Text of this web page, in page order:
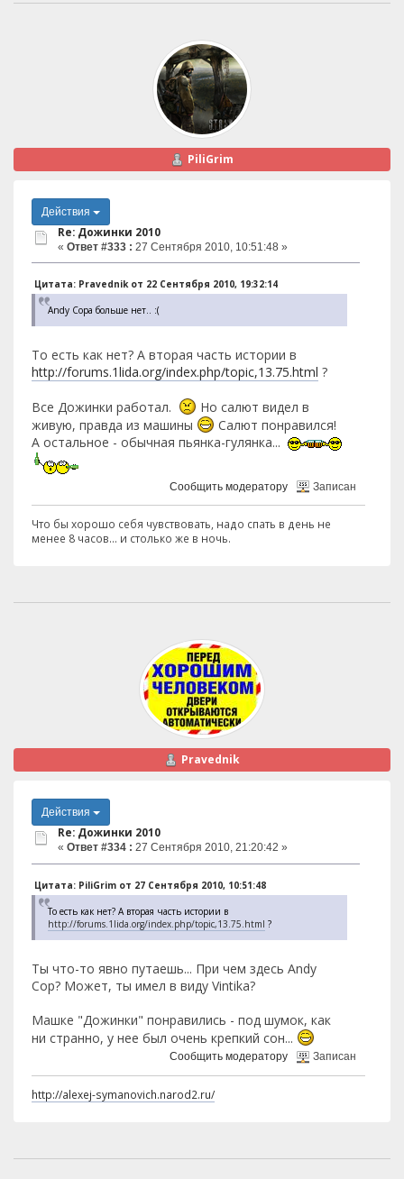
PiliGrim
Действия
Re: Дожинки 2010
« Ответ #333 : 27 Сентября 2010, 10:51:48 »
Цитата: Pravednik от 22 Сентября 2010, 19:32:14
Andy Copa больше нет.. :(
То есть как нет? А вторая часть истории в
http://forums.1lida.org/index.php/topic,13.75.html ?
Все Дожинки работал.
Но салют видел в
живую, правда из машины
Салют понравился!
А остальное - обычная пьянка-гулянка...
Сообщить модератору Записан
Что бы хорошо себя чувствовать, надо спать в день не
менее 8 часов... и столько же в ночь.
Pravednik
Действия
Re: Дожинки 2010
« Ответ #334 : 27 Сентября 2010, 21:20:42 »
Цитата: PiliGrim от 27 Сентября 2010, 10:51:48
То есть как нет? А вторая часть истории в
http://forums.1lida.org/index.php/topic,13.75.html ?
Ты что-то явно путаешь... При чем здесь Andy
Cop? Может, ты имел в виду Vintikа?
Машке "Дожинки" понравились - под шумок, как
ни странно, у нее был очень крепкий сон...
Сообщить модератору Записан
http://alexej-symanovich.narod2.ru/